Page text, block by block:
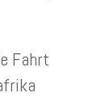
Fahrt